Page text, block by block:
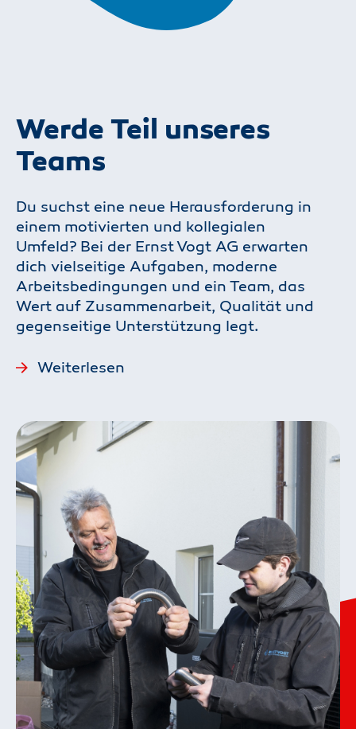
Werde Teil unseres
Teams
Du suchst eine neue Herausforderung in
einem motivierten und kollegialen
Umfeld? Bei der Ernst Vogt AG erwarten
dich vielseitige Aufgaben, moderne
Arbeitsbedingungen und ein Team, das
Wert auf Zusammenarbeit, Qualität und
gegenseitige Unterstützung legt.
Weiterlesen